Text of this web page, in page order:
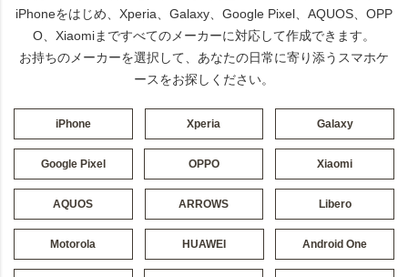
iPhoneをはじめ、Xperia、Galaxy、Google Pixel、AQUOS、OPP
O、Xiaomiまですべてのメーカーに対応して作成できます。
お持ちのメーカーを選択して、あなたの日常に寄り添うスマホケ
ースをお探しください。
iPhone Xperia Galaxy
Google Pixel OPPO Xiaomi
AQUOS ARROWS Libero
Motorola HUAWEI Android One